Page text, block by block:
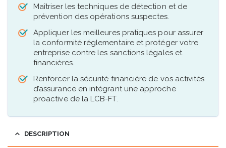
Maîtriser les techniques de détection et de
prévention des opérations suspectes.
Appliquer les meilleures pratiques pour assurer
la conformité réglementaire et protéger votre
entreprise contre les sanctions légales et
financières.
Renforcer la sécurité financière de vos activités
d’assurance en intégrant une approche
proactive de la LCB-FT.
DESCRIPTION